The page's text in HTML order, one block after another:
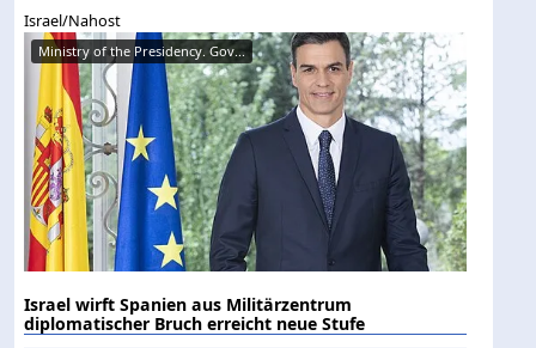
Israel/Nahost
Ministry of the Presidency. Gov...
Israel wirft Spanien aus Militärzentrum
diplomatischer Bruch erreicht neue Stufe